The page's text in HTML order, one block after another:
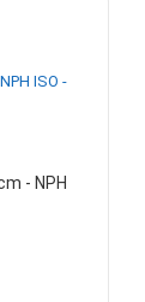
- NPH